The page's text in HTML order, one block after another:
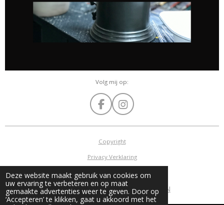
Deze website maakt gebruik van cookies om
uw ervaring te verbeteren en op maat
gemaakte advertenties weer te geven. Door op
‘Accepteren’ te klikken, gaat u akkoord met het
Volg mij op:
F
a
c
e
o
o
k
I
n
s
t
g
r
a
m
Copyright
Privacy Verklaring
Algemene voorwaarden
©2015 - 2026 GERRIE MATHIJSSEN